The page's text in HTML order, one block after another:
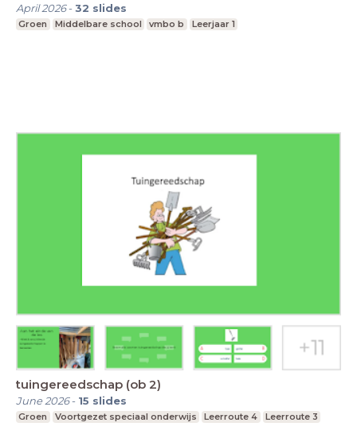
April 2026-32 slides
Groen Middelbare school vmbo b Leerjaar 1
tuingereedschap (ob 2)
June 2026- 15 slides
Groen Voortgezet speciaal onderwijs Leerroute 4 Leerroute 3